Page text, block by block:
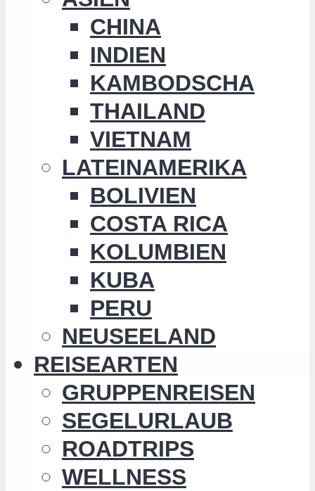
CHINA
INDIEN
KAMBODSCHA
THAILAND
VIETNAM
LATEINAMERIKA
BOLIVIEN
COSTA RICA
KOLUMBIEN
KUBA
PERU
NEUSEELAND
REISEARTEN
GRUPPENREISEN
SEGELURLAUB
ROADTRIPS
WELLNESS